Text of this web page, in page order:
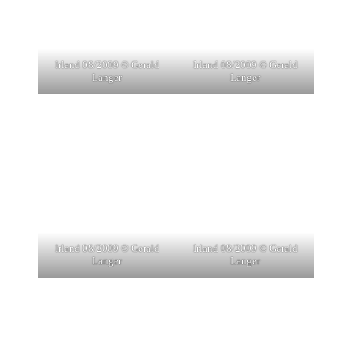
Irland 08/2009 © Gerald
Langer
Irland 08/2009 © Gerald
Langer
Irland 08/2009 © Gerald
Langer
Irland 08/2009 © Gerald
Langer